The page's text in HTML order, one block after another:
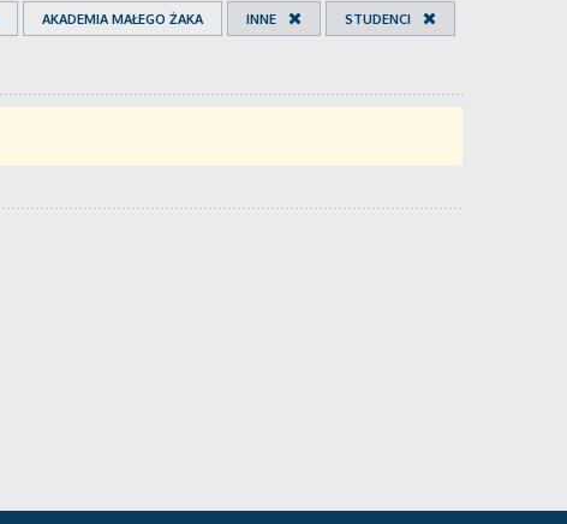
AKADEMIA MAŁEGO ŻAKA INNE STUDENCI